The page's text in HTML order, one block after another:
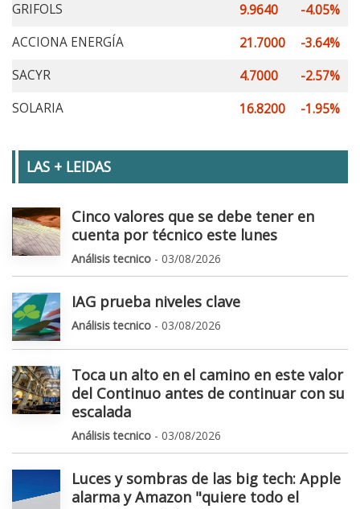
GRIFOLS
9.9640
-4.05%
ACCIONA ENERGÍA
21.7000
-3.64%
SACYR
4.7000
-2.57%
SOLARIA
16.8200 -1.95%
LAS + LEIDAS
Cinco valores que se debe tener en
cuenta por técnico este lunes
Análisis tecnico - 03/08/2026
IAG prueba niveles clave
Análisis tecnico - 03/08/2026
Toca un alto en el camino en este valor
del Continuo antes de continuar con su
escalada
Análisis tecnico - 03/08/2026
Luces y sombras de las big tech: Apple
alarma y Amazon "quiere todo el